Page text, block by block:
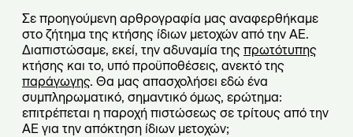
Σε προηγούμενη αρθρογραφία μας αναφερθήκαμε
στο ζήτημα της κτήσης ίδιων μετοχών από την ΑΕ.
Διαπιστώσαμε, εκεί, την αδυναμία της πρωτότυπης
κτήσης και το, υπό προϋποθέσεις, ανεκτό της
παράγωγης. Θα μας απασχολήσει εδώ ένα
συμπληρωματικό, σημαντικό όμως, ερώτημα:
επιτρέπεται η παροχή πιστώσεως σε τρίτους από την
ΑΕ για την απόκτηση ίδιων μετοχών;